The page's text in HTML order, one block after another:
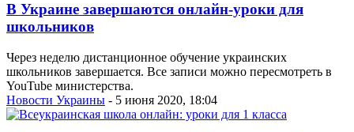
В Украине завершаются онлайн-уроки для
школьников
Через неделю дистанционное обучение украинских
школьников завершается. Все записи можно пересмотреть в
YouTube министерства.
Новости Украины - 5 июня 2020, 18:04